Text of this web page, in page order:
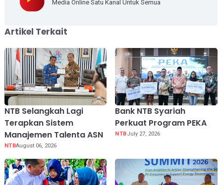
Media Online Satu Kanal Untuk Semua
Artikel Terkait
NTB Selangkah Lagi
Terapkan Sistem
Manajemen Talenta ASN
NTBAugust 06, 2026
Bank NTB Syariah
Perkuat Program PEKA
NTBJuly 27, 2026